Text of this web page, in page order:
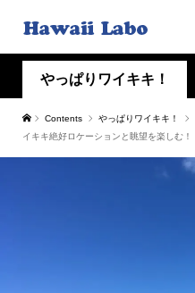
やっぱりワイキキ！
Contents やっぱりワイキキ！
イキキ絶好ロケーションと眺望を楽しむ！